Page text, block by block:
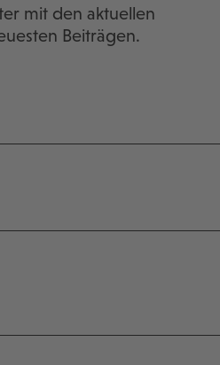
mit den aktuellen
Beiträgen.